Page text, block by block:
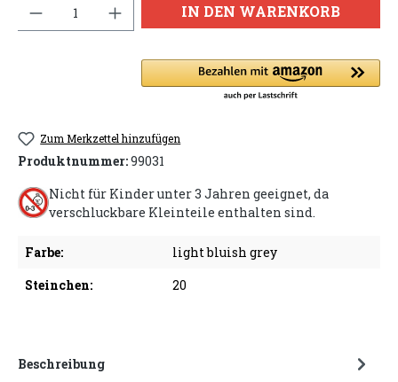
IN DEN WARENKORB
Zum Merkzettel hinzufügen
Produktnummer:99031
Nicht für Kinder unter 3 Jahren geeignet, da
verschluckbare Kleinteile enthalten sind.
Farbe:
light bluish grey
Steinchen:
20
Beschreibung